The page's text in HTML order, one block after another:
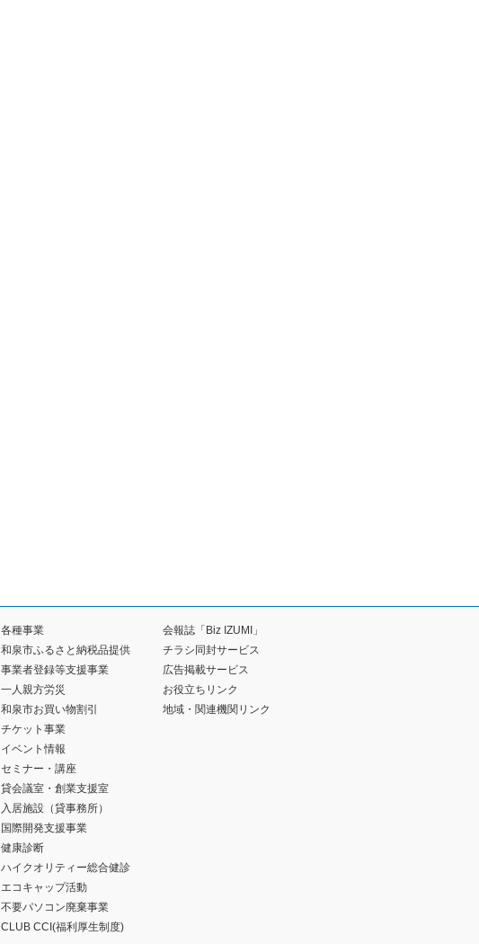
各種事業
和泉市ふるさと納税品提供
事業者登録等支援事業
一人親方労災
和泉市お買い物割引
チケット事業
イベント情報
セミナー・講座
貸会議室・創業支援室
入居施設（貸事務所）
国際開発支援事業
健康診断
ハイクオリティー総合健診
エコキャップ活動
不要パソコン廃棄事業
CLUB CCI(福利厚生制度)
会報誌「Biz IZUMI」
チラシ同封サービス
広告掲載サービス
お役立ちリンク
地域・関連機関リンク